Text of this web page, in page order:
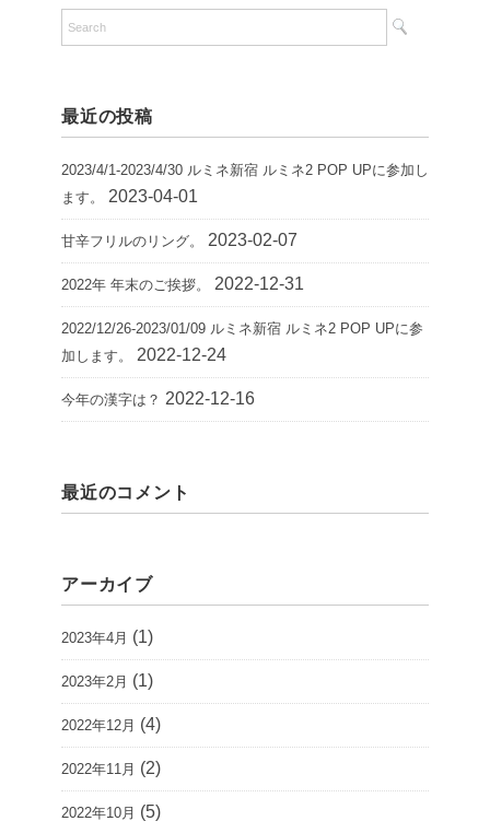
最近の投稿
2023/4/1-2023/4/30 ルミネ新宿 ルミネ2 POP UPに参加し
ます。
2023-04-01
甘辛フリルのリング。 2023-02-07
2022年 年末のご挨拶。 2022-12-31
2022/12/26-2023/01/09 ルミネ新宿 ルミネ2 POP UPに参
加します。
2022-12-24
今年の漢字は？ 2022-12-16
最近のコメント
アーカイブ
2023年4月 (1)
2023年2月 (1)
2022年12月 (4)
2022年11月 (2)
2022年10月 (5)